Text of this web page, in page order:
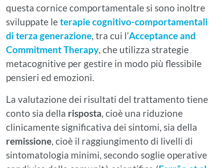
questa cornice comportamentale si sono inoltre
sviluppate leterapie cognitivo-comportamentali
di terza generazione, tra cui l’Acceptance and
Commitment Therapy, che utilizza strategie
metacognitive per gestire in modo più flessibile
pensieri ed emozioni.
La valutazione dei risultati del trattamento tiene
conto sia della risposta, cioè una riduzione
clinicamente significativa dei sintomi, sia della
remissione, cioè il raggiungimento di livelli di
sintomatologia minimi, secondo soglie operative